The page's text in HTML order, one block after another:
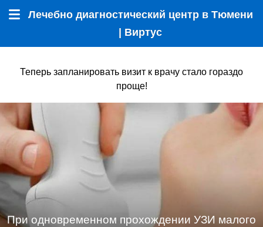
Лечебно диагностический центр в Тюмени
| Виртус
Теперь запланировать визит к врачу стало гораздо
проще!
При одновременном прохождении УЗИ малого